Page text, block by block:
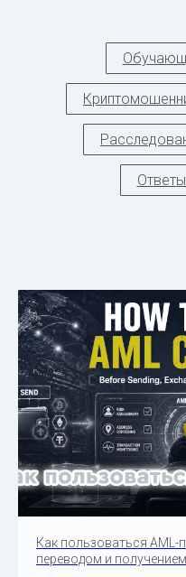
Как пользоваться AML-
переводом и